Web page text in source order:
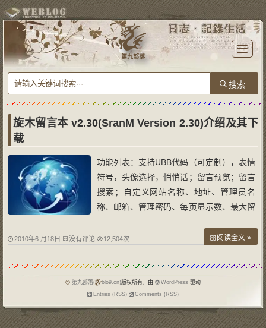
T
o
l
e
n
a
t
n
第九部落
旋木留言本 v2.30(SranM Version 2.30)介绍及其下
载
功能列表：支持UBB代码（可定制），表情
符号，头像选择，悄悄话；留言预览；留言
搜索；自定义网站名称、地址、管理员名
称、邮箱、管理密码、每页显示数、最大留
核；管理员可发布公告，可编辑留言和公
计功能；封锁IP；批量管理功能；广告阻
挡；QQ
2010年6 月18日 没有评论 12,504次 阅读全文 »
第九部落( blo9.cn)版权所有，由 WordPress 驱动
Entries (RSS)
Comments (RSS)